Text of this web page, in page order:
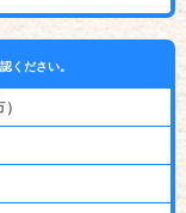
ください。